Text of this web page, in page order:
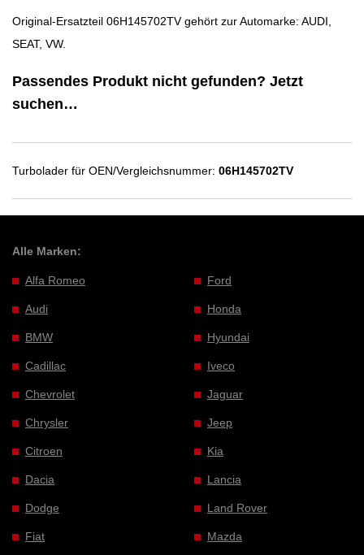
Original-Ersatzteil 06H145702TV gehört zur Automarke: AUDI,
SEAT, VW.
Passendes Produkt nicht gefunden? Jetzt
suchen…
Turbolader für OEN/Vergleichsnummer: 06H145702TV
Alle Marken:
Alfa Romeo
Audi
BMW
Cadillac
Chevrolet
Chrysler
Citroen
Dacia
Dodge
Fiat
Ford
Honda
Hyundai
Iveco
Jaguar
Jeep
Kia
Lancia
Land Rover
Mazda